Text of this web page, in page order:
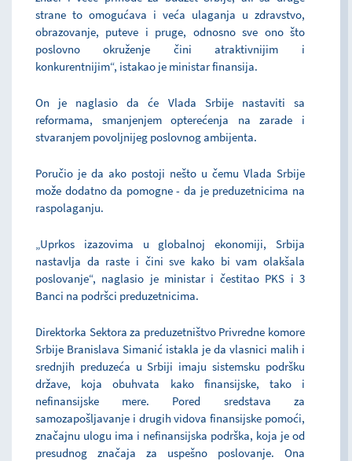
strane to omogućava i veća ulaganja u zdravstvo,
obrazovanje, puteve i pruge, odnosno sve ono što
poslovno okruženje čini atraktivnijim i
konkurentnijim“, istakao je ministar finansija.
On je naglasio da će Vlada Srbije nastaviti sa
reformama, smanjenjem opterećenja na zarade i
stvaranjem povoljnijeg poslovnog ambijenta.
Poručio je da ako postoji nešto u čemu Vlada Srbije
može dodatno da pomogne - da je preduzetnicima na
raspolaganju.
„Uprkos izazovima u globalnoj ekonomiji, Srbija
nastavlja da raste i čini sve kako bi vam olakšala
poslovanje“, naglasio je ministar i čestitao PKS i 3
Banci na podršci preduzetnicima.
Direktorka Sektora za preduzetništvo Privredne komore
Srbije Branislava Simanić istakla je da vlasnici malih i
srednjih preduzeća u Srbiji imaju sistemsku podršku
države, koja obuhvata kako finansijske, tako i
nefinansijske mere. Pored sredstava za
samozapošljavanje i drugih vidova finansijske pomoći,
značajnu ulogu ima i nefinansijska podrška, koja je od
presudnog značaja za uspešno poslovanje. Ona